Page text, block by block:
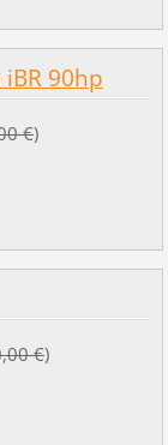
iBR 90hp
€)
€)